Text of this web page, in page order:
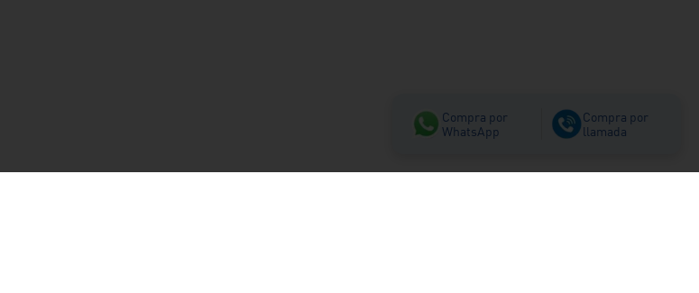
Compra por
WhatsApp
Compra por
llamada